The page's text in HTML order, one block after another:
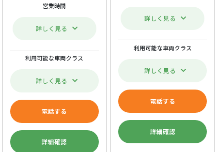
営業時間
詳しく見る
利用可能な車両クラス
詳しく見る
電話する
詳細確認
詳しく見る
利用可能な車両クラス
詳しく見る
電話する
詳細確認